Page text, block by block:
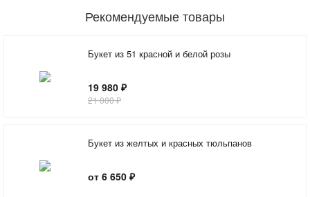
Рекомендуемые товары
Букет из 51 красной и белой розы
19 980 ₽
21 000 ₽
Букет из желтых и красных тюльпанов
от 6 650 ₽